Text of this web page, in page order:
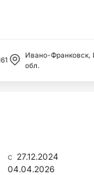
Ивано-Франковск,
обл.
c 27.12.2024
04.04.2026